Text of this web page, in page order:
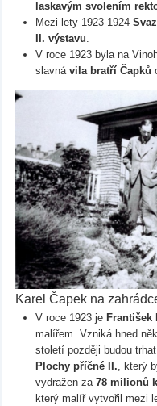
laskavým svolením
Mezi lety 1923-1924
II. výstavu
V roce 1923 byla na
slavná vila bratří Čapků
Karel Čapek na
V roce 1923 jeFrantišek
malířem. Vzniká hned
století později budou
Plochy příčné II., který
vydražen za 78 milionů
který malíř vytvořil mezi